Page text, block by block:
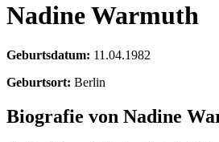
Nadine Warmuth
Geburtsdatum: 11.04.1982
Geburtsort: Berlin
Biografie von Nadine